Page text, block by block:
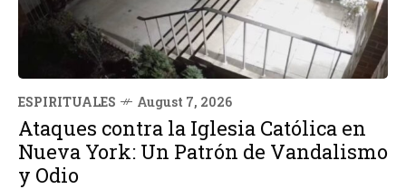
ESPIRITUALES August 7, 2026
Ataques contra la Iglesia Católica en
Nueva York: Un Patrón de Vandalismo
y Odio